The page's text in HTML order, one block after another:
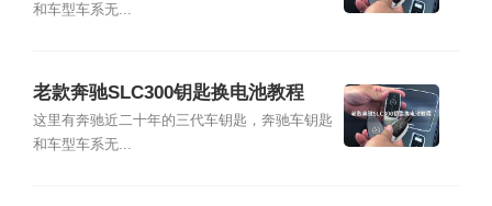
和车型车系无...
老款奔驰SLC300钥匙换电池教程
这里有奔驰近二十年的三代车钥匙，奔驰车钥匙
和车型车系无...